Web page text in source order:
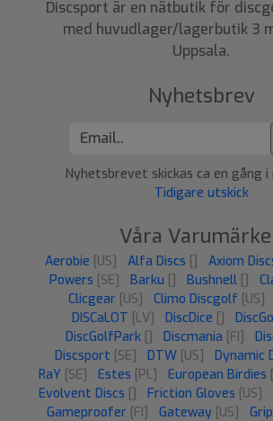
Discsport är en nätbutik för
med huvudlager/lagerbutik 3
Uppsala.
Nyhetsbrev
Nyhetsbrevet skickas ca en gång i
Tidigare utskick
Våra
Aerobie [US] Alfa Discs [] Axiom
Powers [SE] Barku [] Bushnell []
Clicgear [US] Climo Discgolf [US]
DISCaLOT [LV] DiscDice []
DiscGolfPark [] Discmania [FI]
Discsport [SE] DTW [US] Dynamic
RaY [SE] Estes [PL] European Birdies
Evolvent Discs [] Friction Gloves [US]
Gameproofer [FI] Gateway [US]